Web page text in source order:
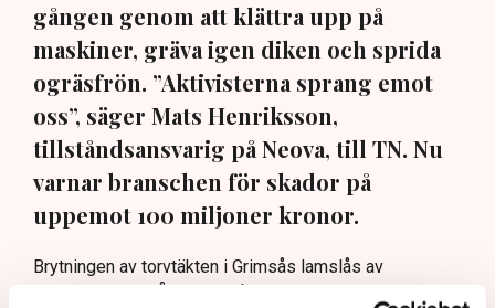
gången genom att klättra upp på
maskiner, gräva igen diken och sprida
ogräsfrön. ”Aktivisterna sprang emot
oss”, säger Mats Henriksson,
tillståndsansvarig på Neova, till TN. Nu
varnar branschen för skador på
uppemot 100 miljoner kronor.
Brytningen av torvtäkten i Grimsås lamslås av